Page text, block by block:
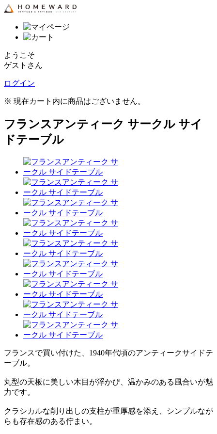
ようこそ
ゲストさん
ログイン
※ 現在カート内に商品はございません。
フランスアンティーク サークル サイ
ドテーブル
フランスで買い付けた、1940年代頃のアンティークサイドテ
ーブル。
丸型の天板に美しい木目が浮かび、温かみのある風合いが魅
力です。
クラシカルな削り出しの支柱が重厚感を添え、シンプルなが
らも存在感のある佇まい。